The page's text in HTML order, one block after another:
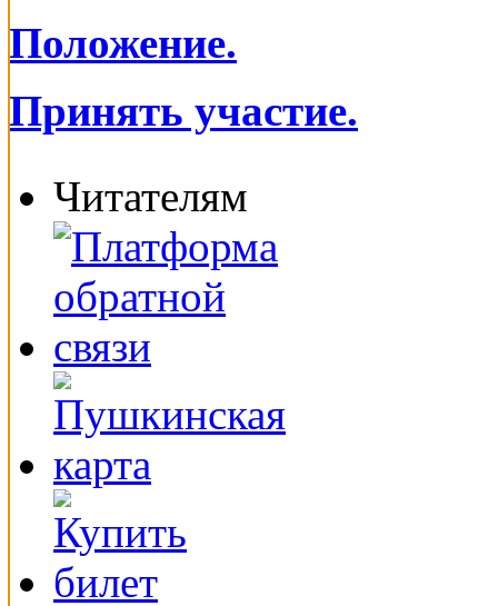
Положение.
Принять участие.
Читателям